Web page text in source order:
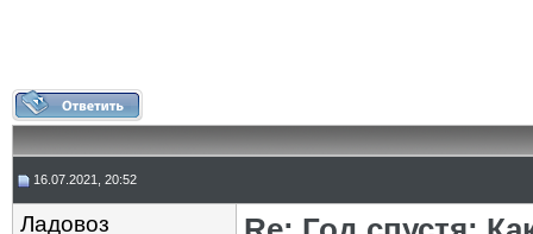
16.07.2021, 20:52
Ладовоз